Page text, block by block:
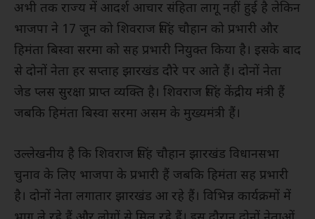
अभी तक राज्य में आदर्श आचार संहिता लागू नहीं हुई है लेकिन
भाजपा ने 17 जून को शिवराज सिंह चौहान को प्रभारी और
हिमंता बिस्वा सरमा को सह प्रभारी नियुक्त किया है। इसके बाद
से दोनों नेता हर सप्ताह झारखंड दौरे पर आते हैं। दोनों नेता
जेड प्लस सुरक्षा प्राप्त व्यक्ति है। शिवराज सिंह केंद्रीय मंत्री हैं
जबकि हिमंता बिस्वा सरमा असम के मुख्यमंत्री हैं।
उल्लेखनीय है कि शिवराज सिंह चौहान झारखंड विधानसभा
चुनाव के लिए भाजपा के प्रभारी हैं जबकि हिमंता सह प्रभारी
है। दोनों नेता लगातार झारखंड आ रहे हैं। विभिन्न कार्यक्रमों में